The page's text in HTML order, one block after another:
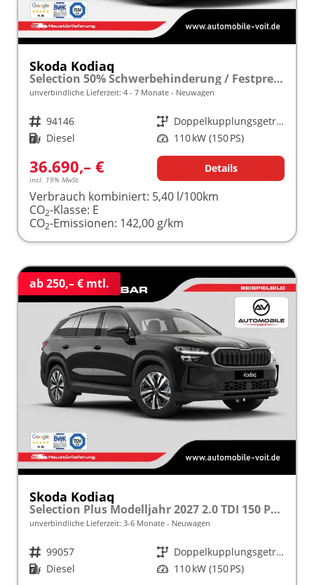
Skoda Kodiaq
Selection 50% Schwerbehinderung / Festpreisgarantie* Modelljahr 2.0 TDI 150PS DSG "Sonderangebot bei Schwerbehinderung" frei konfigurierbar!
unverbindliche Lieferzeit: 4 - 7 Monate Neuwagen
Fahrzeugnr. 94146 Getriebe
Doppelkupplungsgetriebe (DSG)
Kraftstoff Diesel Leistung 110 kW (150 PS)
36.690,– €
incl. 19% MwSt.
Details
Verbrauch kombiniert: 5,40 l/100km
CO2-Klasse: E
CO2-Emissionen: 142,00 g/km
ab 250,– € mtl.
Skoda Kodiaq
Selection Plus Modelljahr 2027 2.0 TDI 150 PS DSG TEMPOMAT/R.KAMERA/SHZ/LED/LENKRADHEIZUNG frei konfigurierbar!
unverbindliche Lieferzeit: 3-6 Monate Neuwagen
Fahrzeugnr. 99057 Getriebe
Doppelkupplungsgetriebe (DSG)
Kraftstoff Diesel Leistung 110 kW (150 PS)